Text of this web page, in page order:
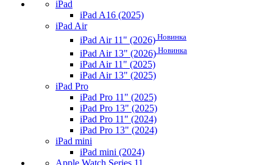
iPad
iPad A16 (2025)
iPad Air
iPad Air 11" (2026) Новинка
iPad Air 13" (2026) Новинка
iPad Air 11" (2025)
iPad Air 13" (2025)
iPad Pro
iPad Pro 11" (2025)
iPad Pro 13" (2025)
iPad Pro 11" (2024)
iPad Pro 13" (2024)
iPad mini
iPad mini (2024)
Apple Watch Series 11